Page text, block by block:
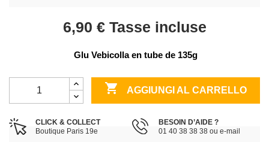
6,90 € Tasse incluse
Glu Vebicolla en tube de 135g
 AGGIUNGI AL CARRELLO
CLICK & COLLECT
Boutique Paris 19e
BESOIN D’AIDE ?
01 40 38 38 38 ou e-mail